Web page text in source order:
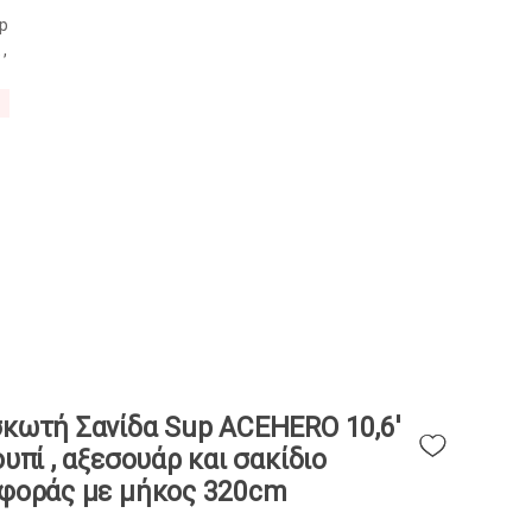
Σανίδα Sup ACEHERO 10,6′
, αξεσουάρ και σακίδιο
με μήκος 320cm